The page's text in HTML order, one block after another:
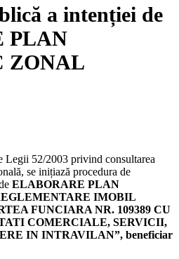
a intenției de
PLAN
ZONAL
Legii 52/2003 privind consultarea
se inițiază procedura de
ELABORARE PLAN
IMOBIL
FUNCIARA NR. 109389 CU
COMERCIALE, SERVICII,
IN INTRAVILAN”, beneficiar